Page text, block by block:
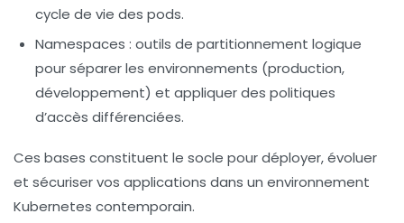
cycle de vie des pods.
Namespaces : outils de partitionnement logique
pour séparer les environnements (production,
développement) et appliquer des politiques
d’accès différenciées.
Ces bases constituent le socle pour déployer, évoluer
et sécuriser vos applications dans un environnement
Kubernetes contemporain.